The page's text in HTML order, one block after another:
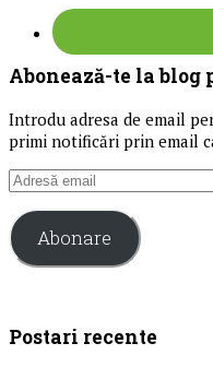
Abonează-te la
Introdu adresa de email
primi notificări prin email
Adresă
Abonare
Postari recente